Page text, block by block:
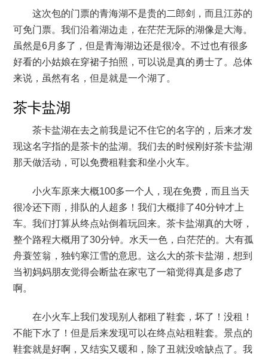
这次包的门票的青海湖不是贵的二郎剑，而且江苏的
可免门票。我们沿着湖边走，在茫茫无际的湖像是大海。
虽然是6月多了，但是青海湖边还是很冷。不过也有很多
好看的小姑娘在穿裙子拍照，可以说是真的勇士了。总体
来说，虽然有名，但是就是一个湖了。
茶卡盐湖
茶卡盐湖在去之前我是记不住它的名字的，后来才发
现这名字指的是茶卡的盐湖。我们去的时候刚好茶卡盐湖
那天做活动，可以免费租鞋套和坐小火车。
小火车原来大概100多一个人，现在免费，而且当天
很冷还下雨，排队的人超多！我们大概排了40分钟才上
车。我们打算从终点站倒着玩回来。茶卡盐湖真的大呀，
整个路程大概用了30分钟。水天一色，白茫茫的。大有孤
舟蓑笠翁，独钓寒江雪的意思。这么大的茶卡盐湖，想到
当初妈妈朋友觉得会断盐在家屯了一箱觉得真是多虑了
啊。
在小火车上我们发现别人都租了鞋套，坏了！没租！
不能下水了！但是后来发现可以在终点站租鞋套。景点的
鞋套就是好啊，又结实又暖和，除了丑就没啥缺点了。我